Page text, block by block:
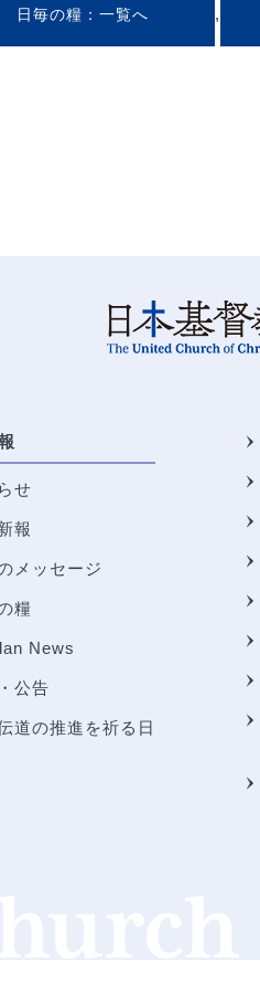
日毎の糧 ,
せ
報
メッセージ
糧
News
公告
道の推進を祈る日